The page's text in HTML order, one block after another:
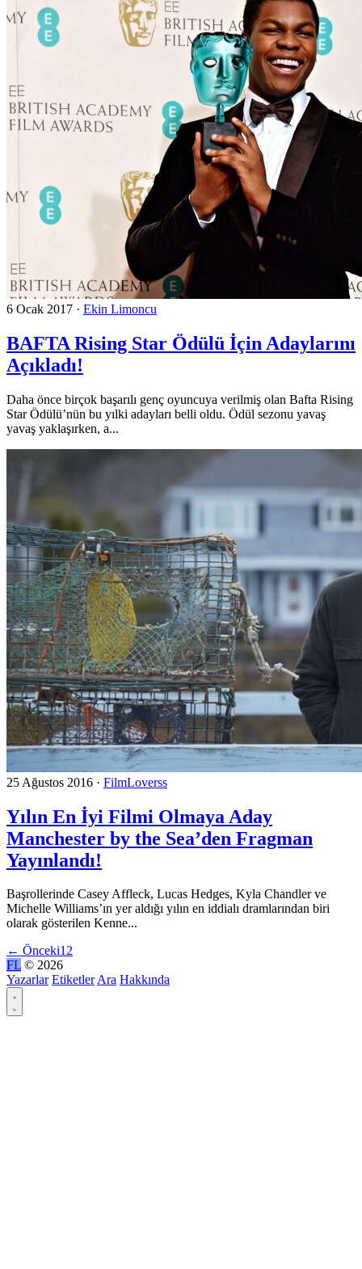
6 Ocak 2017 · Ekin Limoncu
BAFTA Rising Star Ödülü İçin Adaylarını
Açıkladı!
Daha önce birçok başarılı genç oyuncuya verilmiş olan Bafta Rising
Star Ödülü’nün bu yılki adayları belli oldu. Ödül sezonu yavaş
yavaş yaklaşırken, a...
25 Ağustos 2016 · FilmLoverss
Yılın En İyi Filmi Olmaya Aday
Manchester by the Sea’den Fragman
Yayınlandı!
Başrollerinde Casey Affleck, Lucas Hedges, Kyla Chandler ve
Michelle Williams’ın yer aldığı yılın en iddialı dramlarından biri
olarak gösterilen Kenne...
← Önceki12
FL © 2026
Yazarlar EtiketlerAra Hakkında